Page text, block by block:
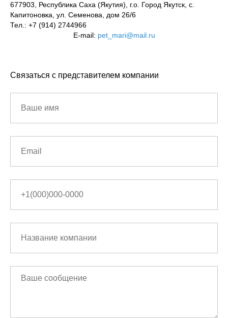
677903, Республика Саха (Якутия), г.о. Город Якутск, с.
Капитоновка, ул. Семенова, дом 26/6
Тел.: +7 (914) 2744966
E-mail: pet_mari@mail.ru
Связаться с представителем компании